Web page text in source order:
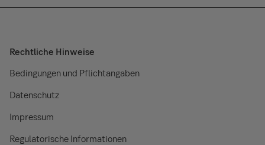
Rechtliche Hinweise
Bedingungen und Pflichtangaben
Datenschutz
Impressum
Regulatorische Informationen